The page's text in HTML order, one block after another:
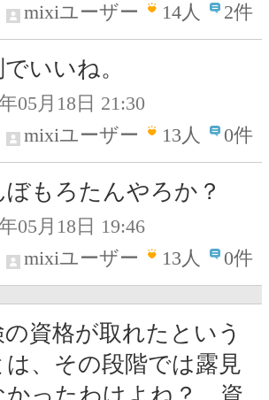
mixiユーザー
14人 2件
いいね。
05月18日 21:30
mixiユーザー
13人 0件
ぼもろたんやろか？
05月18日 19:46
mixiユーザー
13人 0件
資格が取れたという
は、その段階では露見